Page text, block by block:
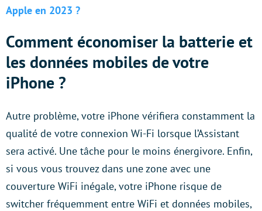
Apple en 2023 ?
Comment économiser la batterie et
les données mobiles de votre
iPhone ?
Autre problème, votre iPhone vérifiera constamment la
qualité de votre connexion Wi-Fi lorsque l’Assistant
sera activé. Une tâche pour le moins énergivore. Enfin,
si vous vous trouvez dans une zone avec une
couverture WiFi inégale, votre iPhone risque de
switcher fréquemment entre WiFi et données mobiles,